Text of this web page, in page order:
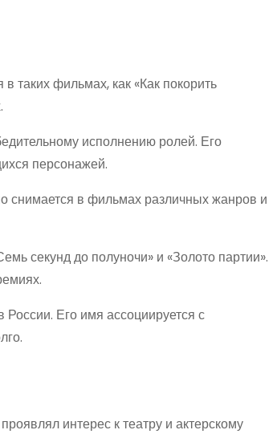
таких фильмах, как «Как покорить
исполнению ролей. Его
персонажей.
снимается в фильмах различных жанров и
секунд до полуночи» и «Золото партии».
Его имя ассоциируется с
интерес к театру и актерскому